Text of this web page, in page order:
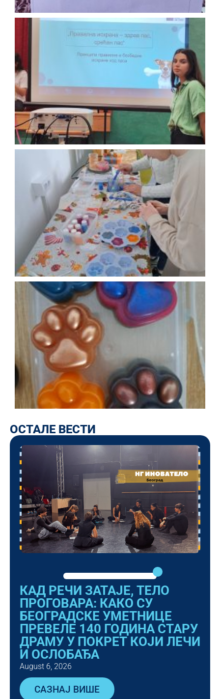
ОСТАЛЕ ВЕСТИ
КАД РЕЧИ ЗАТАЈЕ, ТЕЛО
ПРОГОВАРА: КАКО СУ
БЕОГРАДСКЕ УМЕТНИЦЕ
ПРЕВЕЛЕ 140 ГОДИНА СТАРУ
ДРАМУ У ПОКРЕТ КОЈИ ЛЕЧИ
И ОСЛОБАЂА
August 6, 2026
САЗНАЈ ВИШЕ